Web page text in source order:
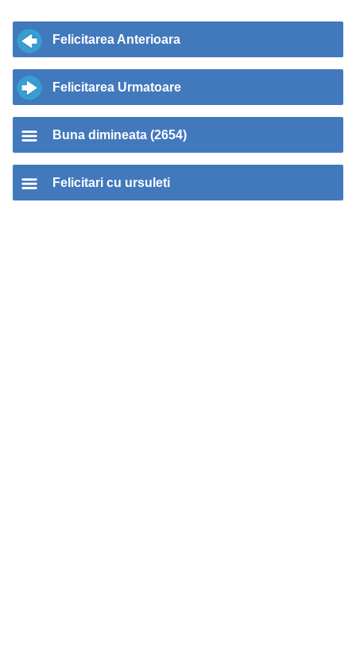
Felicitarea Anterioara
Felicitarea Urmatoare
Buna dimineata (2654)
Felicitari cu ursuleti